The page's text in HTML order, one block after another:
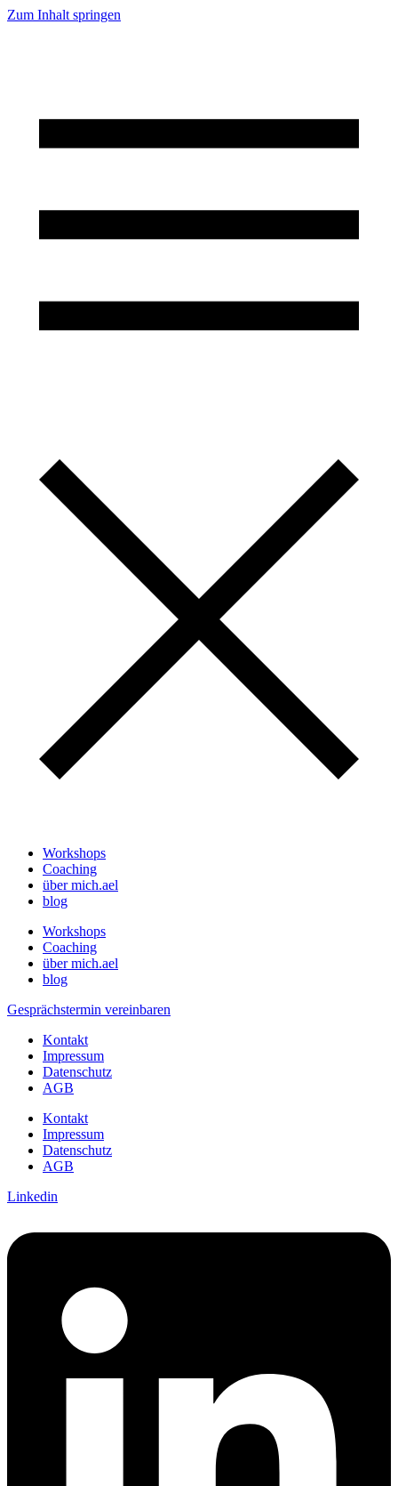
Zum Inhalt springen
Workshops
Coaching
über mich.ael
blog
Workshops
Coaching
über mich.ael
blog
Gesprächstermin vereinbaren
Kontakt
Impressum
Datenschutz
AGB
Kontakt
Impressum
Datenschutz
AGB
Linkedin